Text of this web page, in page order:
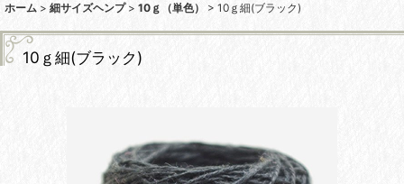
ホーム > 細サイズヘンプ > 10ｇ（単色） > 10ｇ細(ブラック)
10ｇ細(ブラック)